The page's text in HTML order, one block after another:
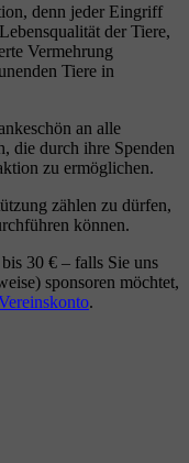
denn jeder Eingriff
der Tiere,
Vermehrung
Tiere in
an alle
die durch ihre Spenden
zu ermöglichen.
zählen zu dürfen,
können.
30 € – falls Sie uns
sponsoren möchtet,
.